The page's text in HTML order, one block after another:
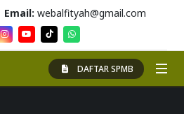
Email: webalfityah@gmail.com
DAFTAR SPMB